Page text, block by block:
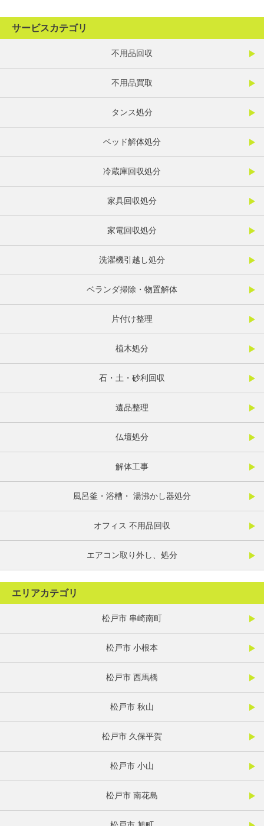
サービスカテゴリ
不用品回収
不用品買取
タンス処分
ベッド解体処分
冷蔵庫回収処分
家具回収処分
家電回収処分
洗濯機引越し処分
ベランダ掃除・物置解体
片付け整理
植木処分
石・土・砂利回収
遺品整理
仏壇処分
解体工事
風呂釜・浴槽・ 湯沸かし器処分
オフィス 不用品回収
エアコン取り外し、処分
エリアカテゴリ
松戸市 串崎南町
松戸市 小根本
松戸市 西馬橋
松戸市 秋山
松戸市 久保平賀
松戸市 小山
松戸市 南花島